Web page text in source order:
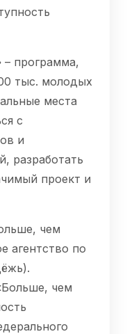
программа,
тыс. молодых
места
с
и
разработать
проект и
чем
агентство по
чем